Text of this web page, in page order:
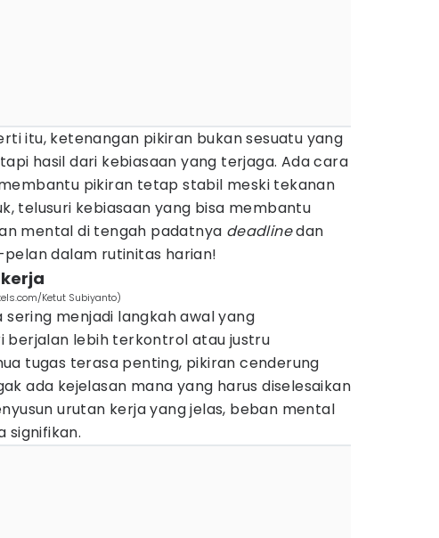
itu, ketenangan pikiran bukan sesuatu yang
hasil dari kebiasaan yang terjaga. Ada cara
pikiran tetap stabil meski tekanan
telusuri kebiasaan yang bisa membantu
mental di tengah padatnya deadlinedan
dalam rutinitas harian!
Ketut Subiyanto)
menjadi langkah awal yang
berjalan lebih terkontrol atau justru
tugas terasa penting, pikiran cenderung
ada kejelasan mana yang harus diselesaikan
urutan kerja yang jelas, beban mental
signifikan.